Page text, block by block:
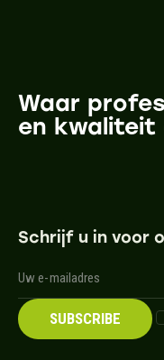
Waar
en kwaliteit
Schrijf u in voor
SUBSCRIBE